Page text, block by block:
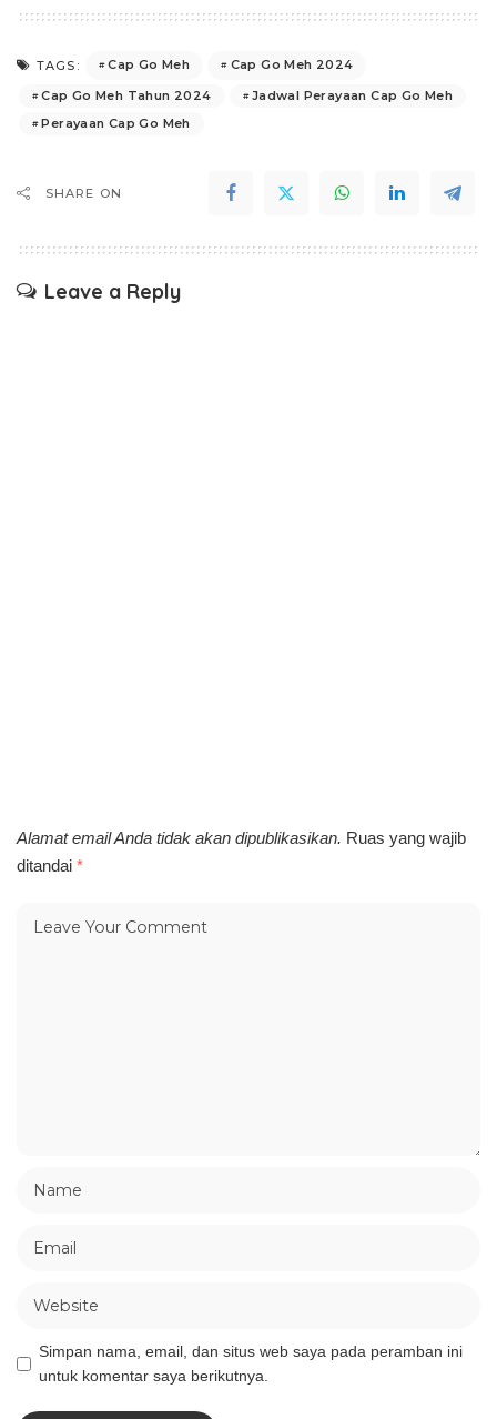
TAGS: Cap Go Meh
Cap Go Meh 2024
Cap Go Meh Tahun 2024
Jadwal Perayaan Cap Go Meh
Perayaan Cap Go Meh
SHARE ON
Leave a Reply
Alamat email Anda tidak akan dipublikasikan. Ruas yang wajib
ditandai *
Simpan nama, email, dan situs web saya pada peramban ini
untuk komentar saya berikutnya.